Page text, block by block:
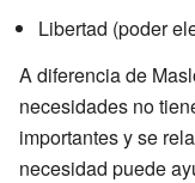
Libertad (poder
A diferencia de
necesidades no
importantes y se
necesidad puede